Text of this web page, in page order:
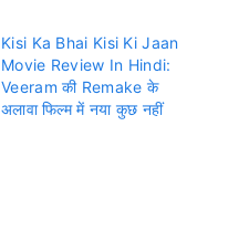
Kisi Ka Bhai Kisi Ki Jaan
Movie Review In Hindi:
Veeram की Remake के
अलावा फिल्म में नया कुछ नहीं